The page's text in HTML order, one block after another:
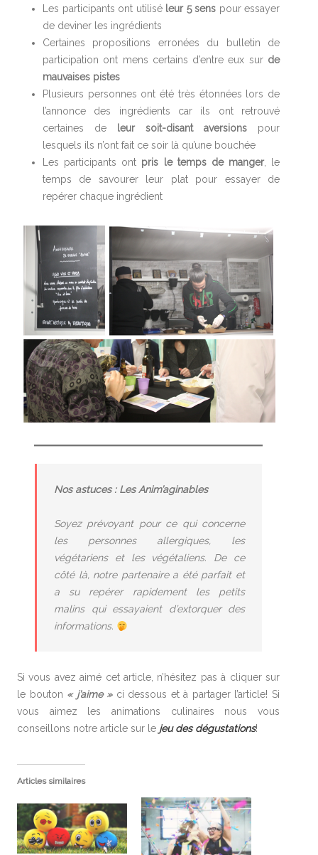
Les participants ont utilisé leur 5 sens pour essayer
de deviner les ingrédients
Certaines propositions erronées du bulletin de
participation ont mens certains d’entre eux sur de
mauvaises pistes
Plusieurs personnes ont été très étonnées lors de
l’annonce des ingrédients car ils ont retrouvé
certaines de leur soit-disant aversions pour
lesquels ils n’ont fait ce soir là qu’une bouchée
Les participants ont pris le temps de manger, le
temps de savourer leur plat pour essayer de
repérer chaque ingrédient
Nos astuces : Les Anim’aginables
Soyez prévoyant pour ce qui concerne
les personnes allergiques, les
végétariens et les végétaliens. De ce
côté là, notre partenaire a été parfait et
a su repérer rapidement les petits
malins qui essayaient d’extorquer des
informations.
Si vous avez aimé cet article, n’hésitez pas à cliquer sur
le bouton « j’aime »ci dessous et à partager l’article! Si
vous aimez les animations culinaires nous vous
conseillons notre article sur le jeu des dégustations!
Articles similaires